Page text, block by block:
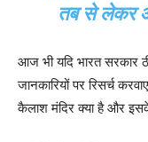
तब से लेकर
आज भी यदि भारत सरकार
जानकारियों पर रिसर्च
कैलाश मंदिर क्या है और